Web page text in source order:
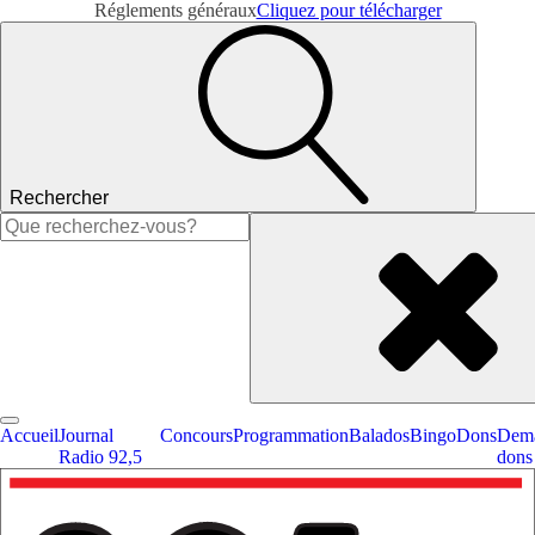
Réglements générauxCliquez pour télécharger
Rechercher
Rechercher :
AccueilJournal
Radio 92,5
ConcoursProgrammationBaladosBingoDons
dons